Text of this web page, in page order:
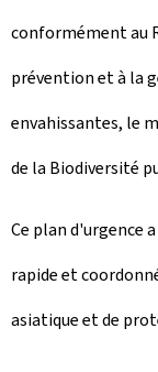
e
conformément au
prévention et à la
envahissantes, le
de la Biodiversité
Ce plan d'urgence
rapide et
asiatique et de